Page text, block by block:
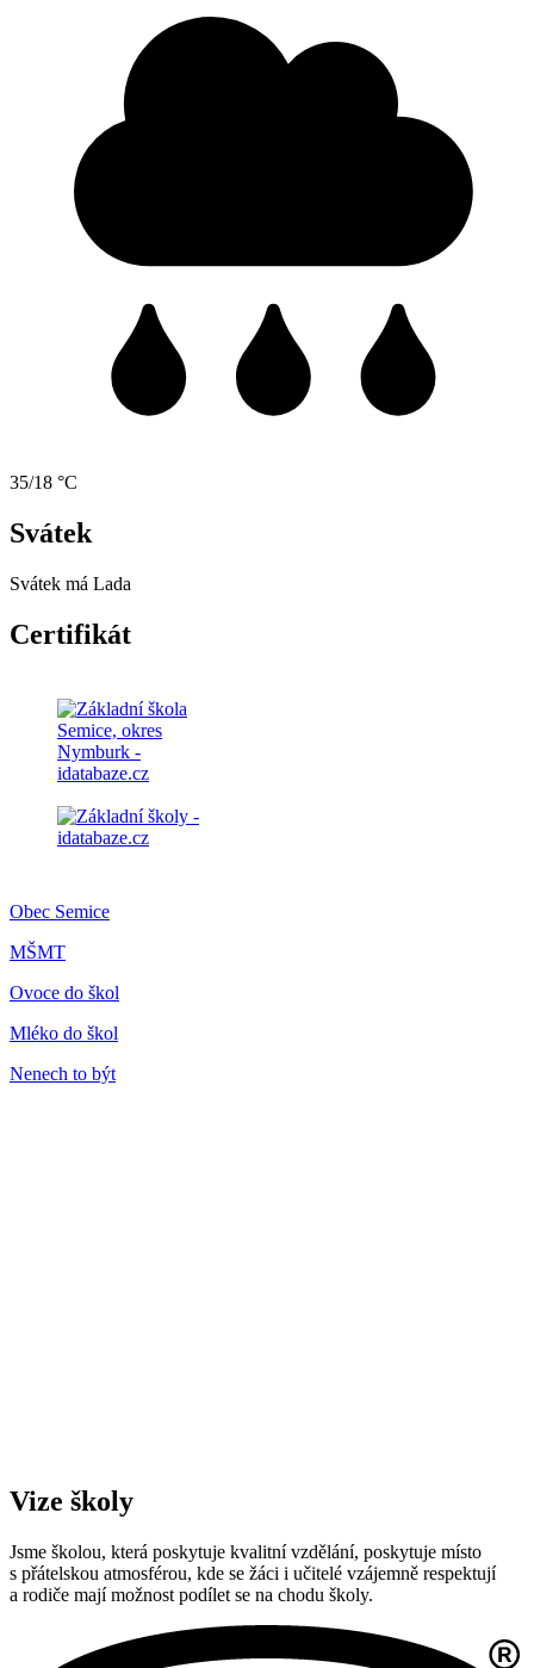
35/18 °C
Svátek
Svátek má Lada
Certifikát
Obec Semice
MŠMT
Ovoce do škol
Mléko do škol
Nenech to být
Vize školy
Jsme školou, která poskytuje kvalitní vzdělání, poskytuje místo
s přátelskou atmosférou, kde se žáci i učitelé vzájemně respektují
a rodiče mají možnost podílet se na chodu školy.